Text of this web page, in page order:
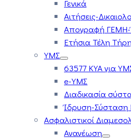
Γενικά
Αιτήσεις-
Απογραφή
Ετήσια Τέλη
ΥΜΣ
63577 ΚΥΑ για
e-ΥΜΣ
Διαδικασία
Ίδρυση-Σύσταση
Ασφαλιστικοί
Ανανέωση